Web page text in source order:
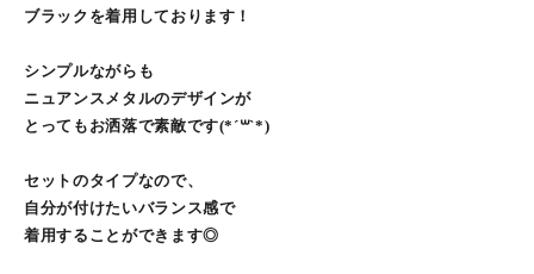
ブラックを着用しております！
シンプルながらも
ニュアンスメタルのデザインが
とってもお洒落で素敵です(*´꒳`*)
セットのタイプなので、
自分が付けたいバランス感で
着用することができます◎